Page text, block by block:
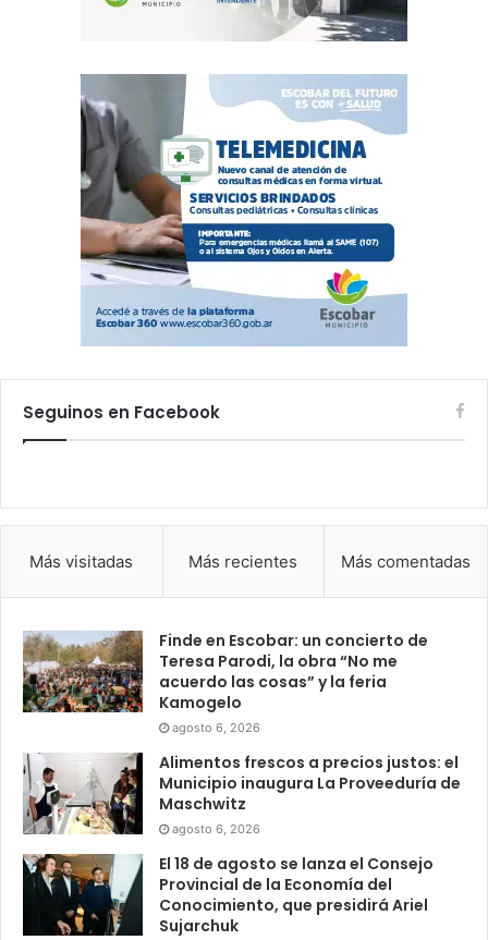
Seguinos en Facebook
Más visitadas Más recientes Más comentadas
Finde en Escobar: un concierto de
Teresa Parodi, la obra “No me
acuerdo las cosas” y la feria
Kamogelo
agosto 6, 2026
Alimentos frescos a precios justos: el
Municipio inaugura La Proveeduría de
Maschwitz
agosto 6, 2026
El 18 de agosto se lanza el Consejo
Provincial de la Economía del
Conocimiento, que presidirá Ariel
Sujarchuk